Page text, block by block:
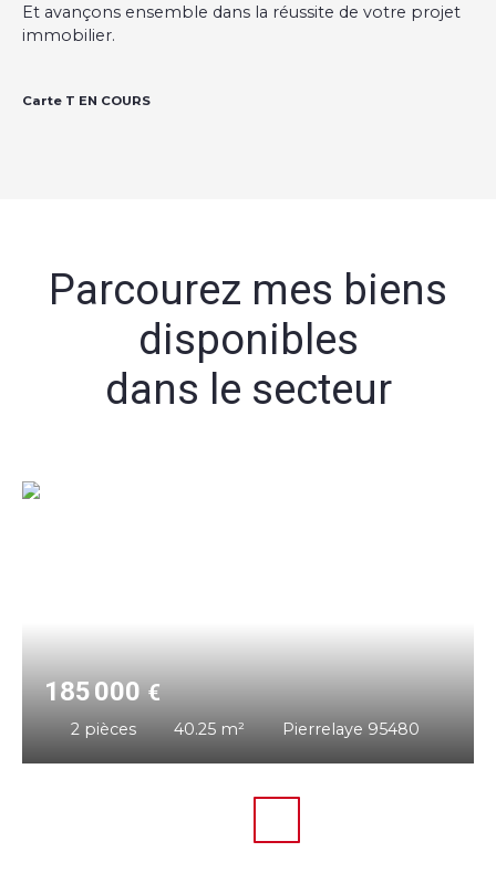
Et avançons ensemble dans la réussite de votre projet
immobilier.
Carte T EN COURS
Parcourez mes biens
disponibles
dans le secteur
185 000€
2 pièces 40.25 m² Pierrelaye 95480